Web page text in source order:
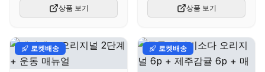
상품 보기 상품 보기
로켓배송 로켓배송